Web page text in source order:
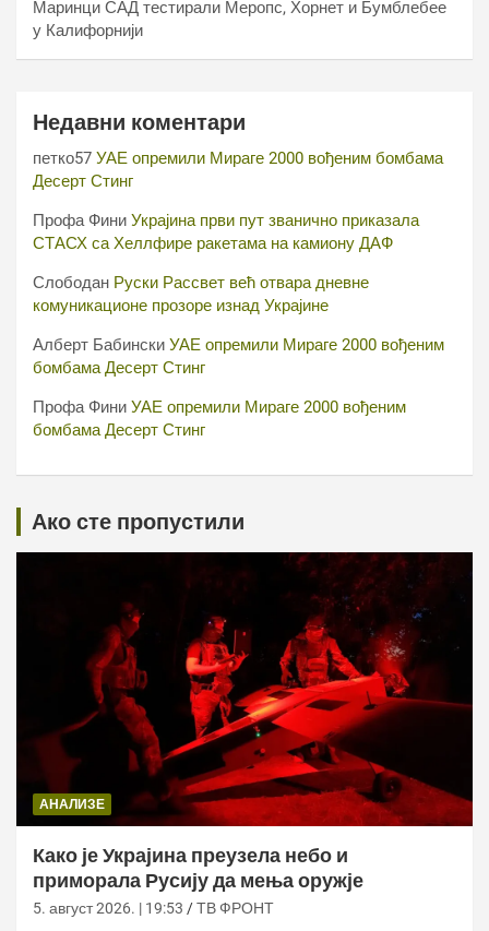
Маринци САД тестирали Меропс, Хорнет и Бумблебее
у Калифорнији
Недавни коментари
петко57 УАЕ опремили Мираге 2000 вођеним бомбама
Десерт Стинг
Профа Фини Украјина први пут званично приказала
СТАСХ са Хеллфире ракетама на камиону ДАФ
Слободан Руски Рассвет већ отвара дневне
комуникационе прозоре изнад Украјине
Алберт Бабински УАЕ опремили Мираге 2000 вођеним
бомбама Десерт Стинг
Профа Фини УАЕ опремили Мираге 2000 вођеним
бомбама Десерт Стинг
Ако сте пропустили
АНАЛИЗЕ
Како је Украјина преузела небо и
приморала Русију да мења оружје
5. август 2026. | 19:53 ТВ ФРОНТ